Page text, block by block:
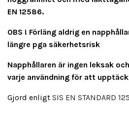
EN 12586.
OBS ! Förläng aldrig en
längre pga säkerhetsrisk
Napphållaren är ingen leksak
varje användning för att
Gjord enligt SIS EN STANDARD